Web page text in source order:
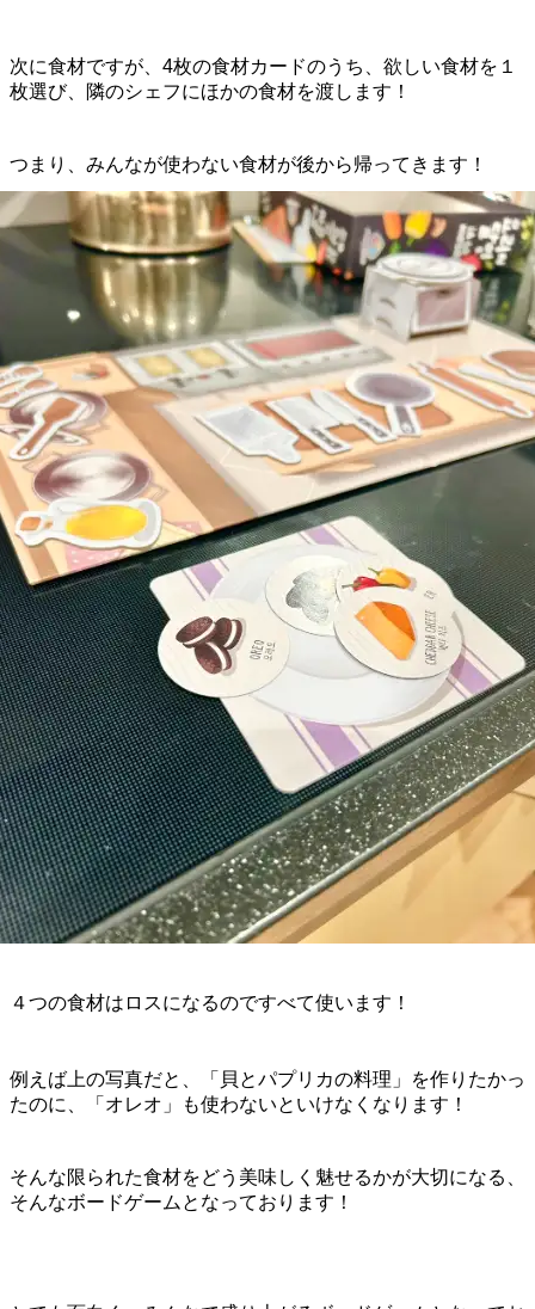
次に食材ですが、4枚の食材カードのうち、欲しい食材を１
枚選び、隣のシェフにほかの食材を渡します！
つまり、みんなが使わない食材が後から帰ってきます！
４つの食材はロスになるのですべて使います！
例えば上の写真だと、「貝とパプリカの料理」を作りたかっ
たのに、「オレオ」も使わないといけなくなります！
そんな限られた食材をどう美味しく魅せるかが大切になる、
そんなボードゲームとなっております！